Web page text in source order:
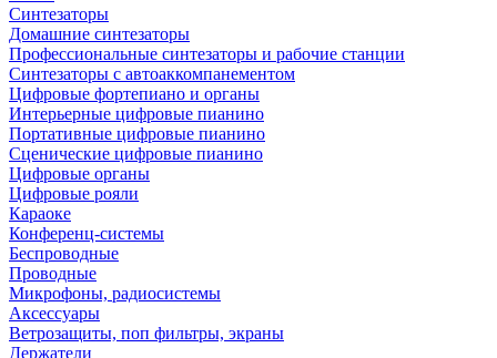
Синтезаторы
Домашние синтезаторы
Профессиональные синтезаторы и рабочие станции
Синтезаторы с автоаккомпанементом
Цифровые фортепиано и органы
Интерьерные цифровые пианино
Портативные цифровые пианино
Сценические цифровые пианино
Цифровые органы
Цифровые рояли
Караоке
Конференц-системы
Беспроводные
Проводные
Микрофоны, радиосистемы
Аксессуары
Ветрозащиты, поп фильтры, экраны
Держатели